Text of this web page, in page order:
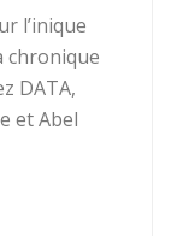
l’inique
chronique
DATA,
et Abel